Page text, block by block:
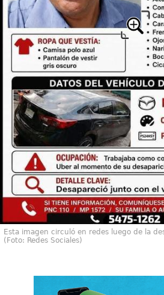
Esta imagen circuló en redes luego de la
(Foto: Redes Sociales)